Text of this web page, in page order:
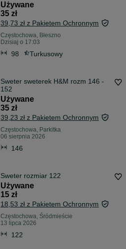
Używane
35 zł
39,73 zł z Pakietem Ochronnym
Częstochowa, Błeszno
Dzisiaj o 17:03
98 Turkusowy
Sweter sweterek H&M rozm 146 -
152
Używane
35 zł
39,23 zł z Pakietem Ochronnym
Częstochowa, Parkitka
06 sierpnia 2026
146
Sweter rozmiar 122
Używane
15 zł
18,53 zł z Pakietem Ochronnym
Częstochowa, Śródmieście
13 lipca 2026
122